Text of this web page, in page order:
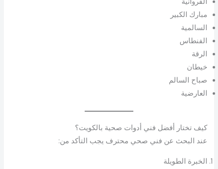
مبارك الكبير
السالمية
الفنطاس
الرقة
خيطان
صباح السالم
العارضية
كيف تختار أفضل فني أدوات صحية بالكويت؟
عند البحث عن فني صحي محترف يجب التأكد من:
الخبرة الطويلة